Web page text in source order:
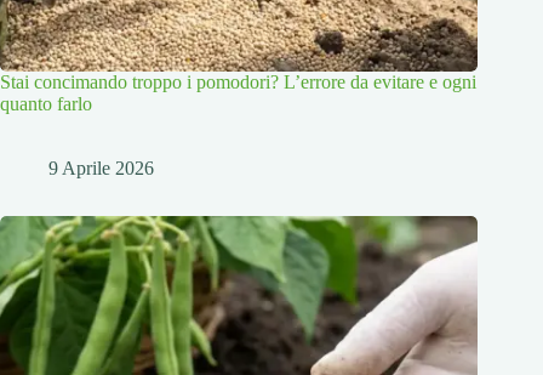
Stai concimando troppo i pomodori? L’errore da evitare e ogni
quanto farlo
9 Aprile 2026